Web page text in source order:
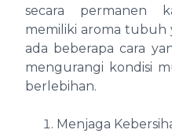
secara permanen
memiliki aroma tubuh
ada beberapa cara
mengurangi kondisi
berlebihan.
Menjaga